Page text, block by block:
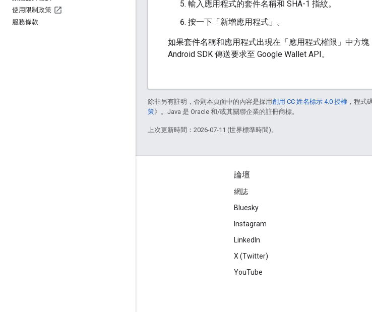
使用限制政策
服務條款
輸入應用程式的套件名稱和 SHA-1 指紋。
按一下「新增應用程式」。
如果套件名稱和應用程式出現在「應用程式權限」中方
Android SDK 傳送要求至 Google Wallet API。
除非另有註明，否則本頁面中的內容是採用創用 CC 姓名標示 4.0 授權 ，程式
策》。Java 是 Oracle 和/或其關聯企業的註冊商標。
上次更新時間：2026-07-11 (世界標準時間)。
論壇
網誌
Bluesky
Instagram
LinkedIn
X (Twitter)
YouTube